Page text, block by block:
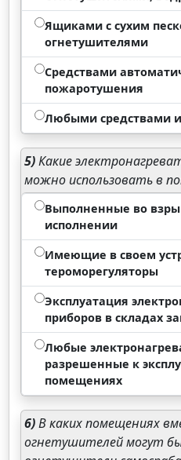
Ящиками с сухим
огнетушителями
Средствами
пожаротушения
Любыми средствами
5)Какие
можно использовать в
Выполненные во
исполнении
Имеющие в своем
тероморегуляторы
Эксплуатация
приборов в складах
Любые
разрешенные к
помещениях
6)В каких помещениях
огнетушителей могут